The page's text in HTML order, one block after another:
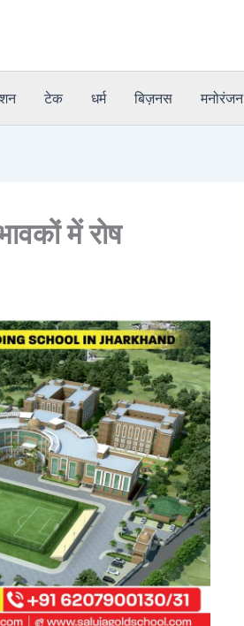
टेक धर्म बिज़नस मनोरंजन
में रोष